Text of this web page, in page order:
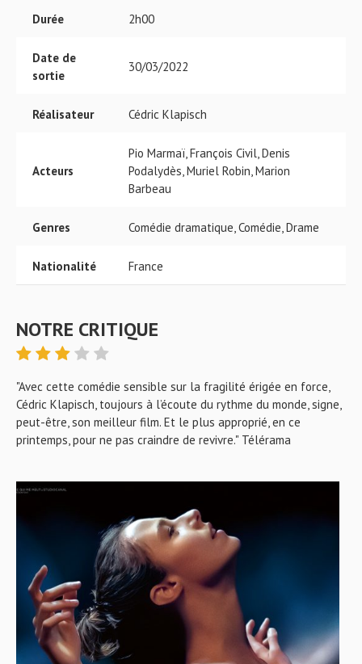
Durée 2h00
Date de
sortie
30/03/2022
Réalisateur Cédric Klapisch
Acteurs
Pio Marmaï, François Civil, Denis
Podalydès, Muriel Robin, Marion
Barbeau
Genres Comédie dramatique, Comédie, Drame
Nationalité France
NOTRE CRITIQUE
"Avec cette comédie sensible sur la fragilité érigée en force,
Cédric Klapisch, toujours à l’écoute du rythme du monde, signe,
peut-être, son meilleur film. Et le plus approprié, en ce
printemps, pour ne pas craindre de revivre." Télérama